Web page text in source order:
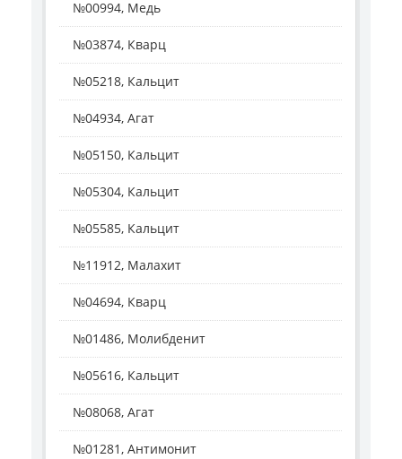
№00994, Медь
№03874, Кварц
№05218, Кальцит
№04934, Агат
№05150, Кальцит
№05304, Кальцит
№05585, Кальцит
№11912, Малахит
№04694, Кварц
№01486, Молибденит
№05616, Кальцит
№08068, Агат
№01281, Антимонит